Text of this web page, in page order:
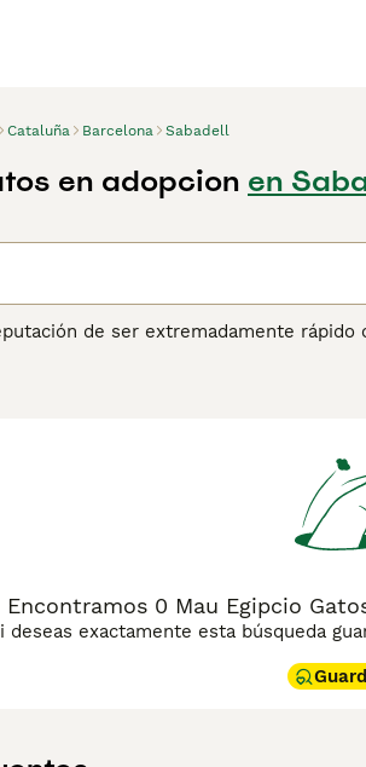
Cataluña Barcelona Sabadell
en adopcion en
de ser extremadamente
solo eso, sus patas traseras largas y
un compañero popular, llegando a los
para
Encontramos 0 Mau Egipcio
deseas exactamente esta búsqueda